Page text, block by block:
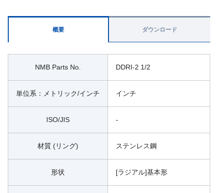
概要
NMB Parts No. DDRI-2 1/2
単位系：メトリック/インチ インチ
ISO/JIS -
材質 (リング) ステンレス鋼
形状 [ラジアル]基本形
ダウンロード